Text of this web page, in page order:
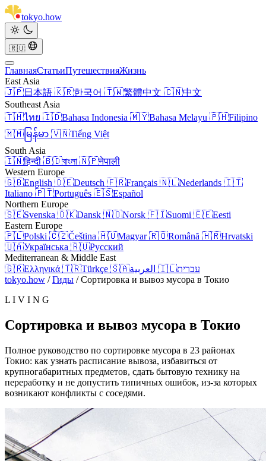
tokyo.how
🇷🇺
ГлавнаяСтатьиПутешествияЖизнь
East Asia
🇯🇵日本語 🇰🇷한국어 🇹🇼繁體中文 🇨🇳中文
Southeast Asia
🇹🇭ไทย 🇮🇩Bahasa Indonesia 🇲🇾Bahasa Melayu 🇵🇭Filipino
🇲🇲 မြန်မာ 🇻🇳Tiếng Việt
South Asia
🇮🇳हिन्दी 🇧🇩বাংলা 🇳🇵नेपाली
Western Europe
🇬🇧English 🇩🇪Deutsch 🇫🇷Français 🇳🇱Nederlands 🇮🇹
Italiano 🇵🇹Português 🇪🇸Español
Northern Europe
🇸🇪Svenska 🇩🇰Dansk 🇳🇴Norsk 🇫🇮Suomi 🇪🇪Eesti
Eastern Europe
🇵🇱Polski 🇨🇿Čeština 🇭🇺Magyar🇷🇴Română 🇭🇷Hrvatski
🇺🇦Українська 🇷🇺Русский
Mediterranean & Middle East
🇬🇷Ελληνικά 🇹🇷Türkçe 🇸🇦 🇮🇱עברית
tokyo.how / Гиды / Сортировка и вывоз мусора в Токио
L I V I N G
Сортировка и вывоз мусора в Токио
Полное руководство по сортировке мусора в 23 районах
Токио: как узнать расписание вывоза, избавиться от
крупногабаритных предметов, сдать бытовую технику на
переработку и не допустить типичных ошибок, из-за которых
возникают конфликты с соседями.